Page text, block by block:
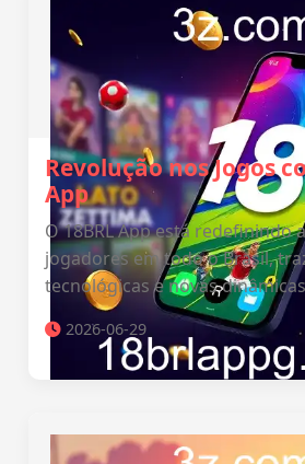
Revolução nos Jogos
App
O 18BRL App está redefinindo
jogadores em todo o Brasil,
tecnológicas e novas
2026-06-29